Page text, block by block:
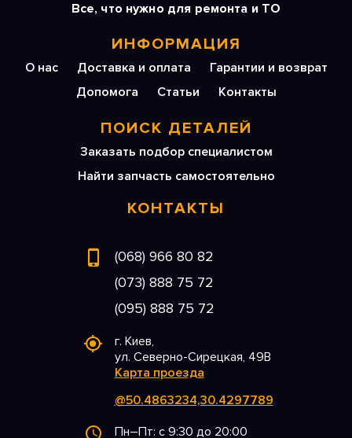
Все, что нужно для ремонта и ТО
ИНФОРМАЦИЯ
О нас Доставка и оплата
Гарантии и возврат
Допомога
Статьи Контакты
ПОИСК ДЕТАЛЕЙ
Заказать подбор специалистом
Найти запчасть самостоятельно
КОНТАКТЫ
(068) 966 80 82
(073) 888 75 72
(095) 888 75 72
г. Киев,
ул. Северно-Сирецкая, 49В
Карта проезда
@50.4863234,30.4297789
Пн–Пт: с 9:30 до 20:00